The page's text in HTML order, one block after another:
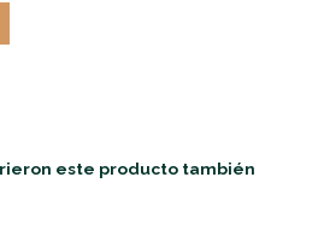
este producto también